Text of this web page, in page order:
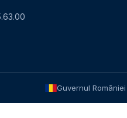
Guvernul României